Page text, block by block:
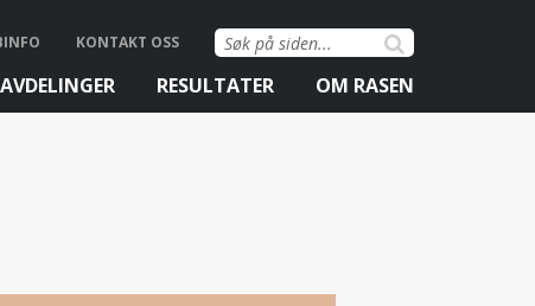
Søk
etter:
KONTAKT OSS
AVDELINGER RESULTATER OM RASEN